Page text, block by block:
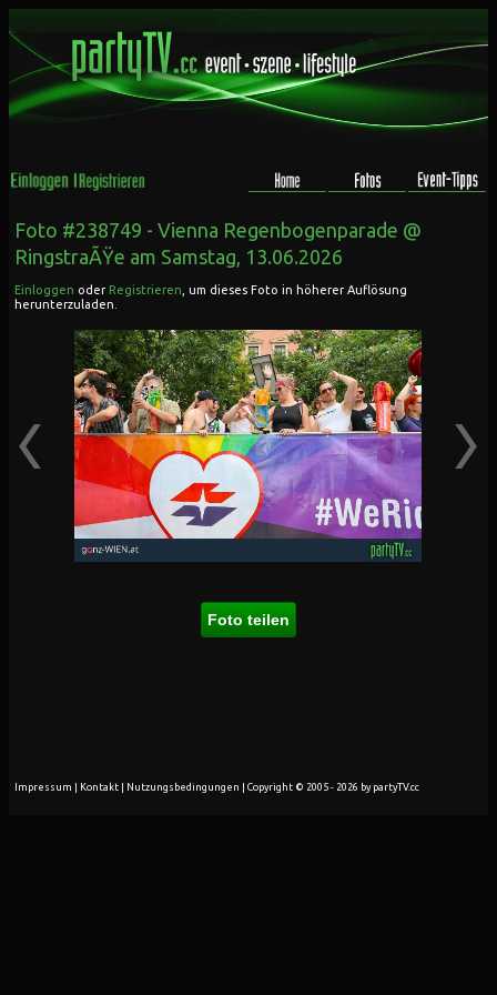
Foto #238749 - Vienna Regenbogenparade @
RingstraÃŸe am Samstag, 13.06.2026
Einloggen oder Registrieren , um dieses Foto in höherer Auflösung
herunterzuladen.
Foto teilen
Impressum Kontakt Nutzungsbedingungen | Copyright © 2005 - 2026 by partyTV.cc